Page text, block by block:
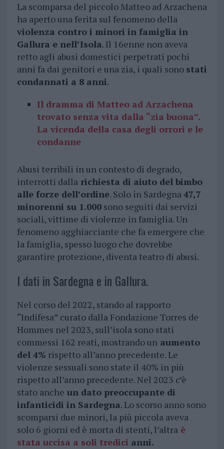
La scomparsa del piccolo Matteo ad Arzachena
ha aperto una ferita sul fenomeno della
violenza contro i minori in famiglia in
Gallura e nell’Isola. Il 16enne non aveva
retto agli abusi domestici perpetrati pochi
anni fa dai genitori e una zia, i quali sono stati
condannati a 8 anni.
Il dramma di Matteo ad Arzachena
trovato senza vita dalla “zia buona”.
La vicenda della casa degli orrori e le
condanne
Abusi terribili in un contesto di degrado,
interrotti dallarichiesta di aiuto del bimbo
alle forze dell’ordine. Solo in Sardegna47,7
minorenni su 1.000sono seguiti dai servizi
sociali, vittime di violenze in famiglia. Un
fenomeno agghiacciante che fa emergere che
la famiglia, spesso luogo che dovrebbe
garantire protezione, diventa teatro di abusi.
I dati in Sardegna e in Gallura.
Nel corso del 2022, stando al rapporto
“Indifesa” curato dalla Fondazione Torres de
Hommes nel 2023, sull’isola sono stati
commessi 162 reati, mostrando unaumento
del 4% rispetto all’anno precedente. Le
violenze sessuali sono state il 40% in più
rispetto all’anno precedente. Nel 2023 c’è
stato anche un dato preoccupante di
infanticidi in Sardegna. Lo scorso anno sono
scomparsi due minori, la più piccola aveva
solo 6 giorni ed è morta di stenti, l’altra è
stata uccisa a soli tredici anni.